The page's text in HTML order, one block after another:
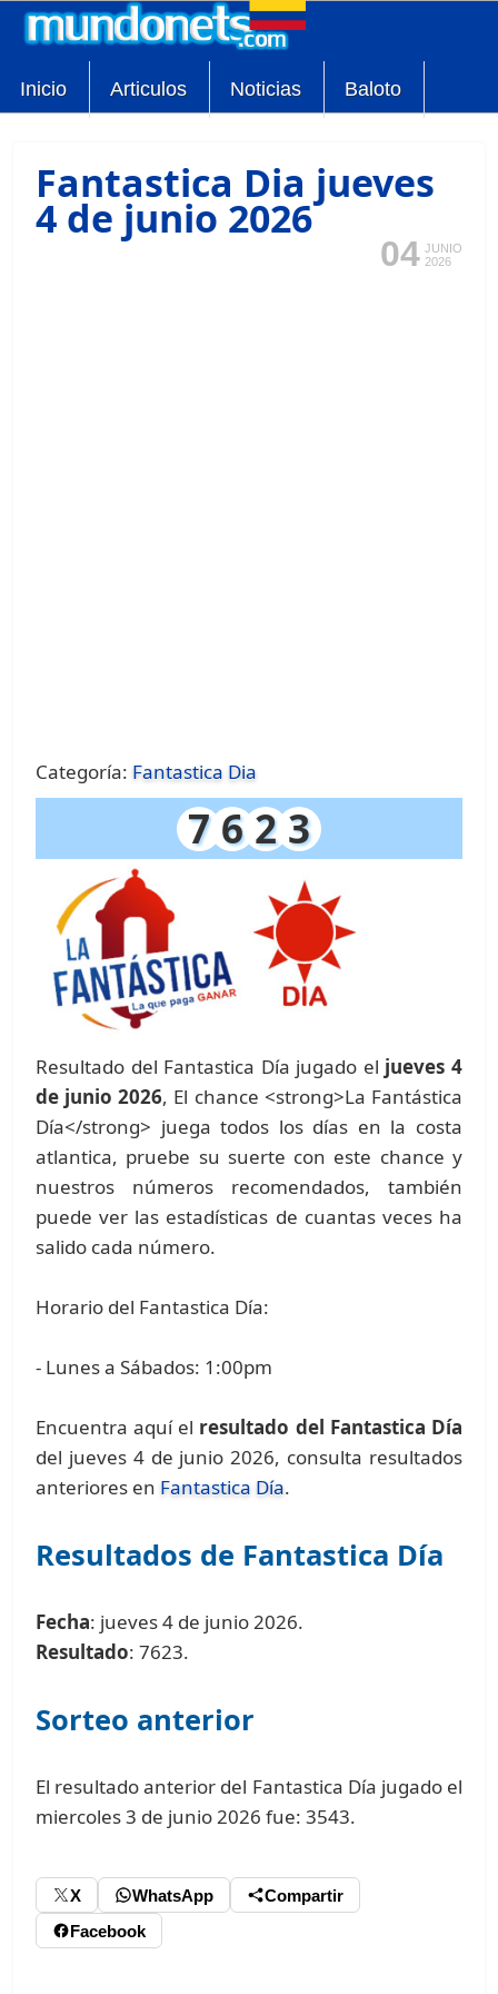
Inicio Articulos Noticias Baloto
Fantastica Dia jueves
4 de junio 2026
04 JUNIO
2026
Categoría: Fantastica Dia
7 6 2 3
Resultado del Fantastica Día jugado el jueves 4
de junio 2026, El chance <strong>La Fantástica
Día</strong> juega todos los días en la costa
atlantica, pruebe su suerte con este chance y
nuestros números recomendados, también
puede ver las estadísticas de cuantas veces ha
salido cada número.
Horario del Fantastica Día:
- Lunes a Sábados: 1:00pm
Encuentra aquí el resultado del Fantastica Día
del jueves 4 de junio 2026, consulta resultados
anteriores en Fantastica Día.
Resultados de Fantastica Día
Fecha: jueves 4 de junio 2026.
Resultado: 7623.
Sorteo anterior
El resultado anterior del Fantastica Día jugado el
miercoles 3 de junio 2026 fue: 3543.
X WhatsApp
Compartir
Facebook